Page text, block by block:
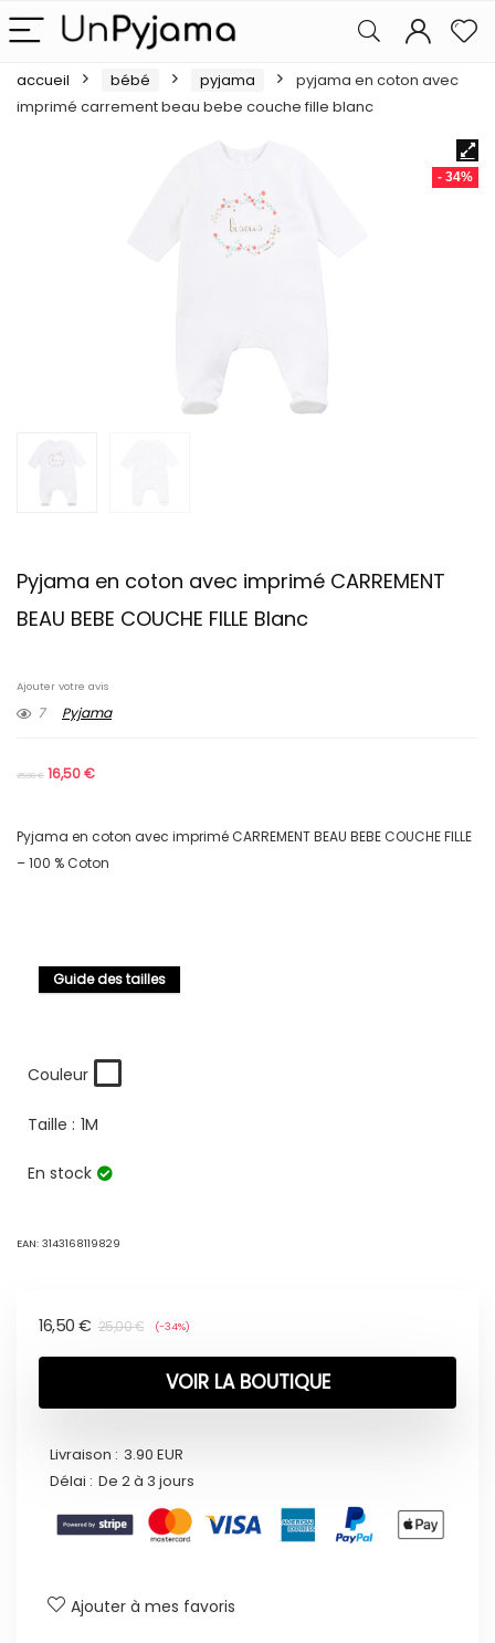
accueil bébé pyjama
pyjama en coton avec
imprimé carrement beau bebe couche fille blanc
- 34%
Pyjama en coton avec imprimé CARREMENT
BEAU BEBE COUCHE FILLE Blanc
Ajouter votre avis
7 Pyjama
25,00€ 16,50€
Pyjama en coton avec imprimé CARREMENT BEAU BEBE COUCHE FILLE
– 100 % Coton
Guide des tailles
Couleur
Taille : 1M
En stock
EAN: 3143168119829
25,00€
16,50 € (-34%)
VOIR LA BOUTIQUE
Livraison : 3.90 EUR
Délai : De 2 à 3 jours
Ajouter à mes favoris